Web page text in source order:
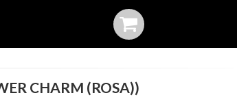
CHARM (ROSA))